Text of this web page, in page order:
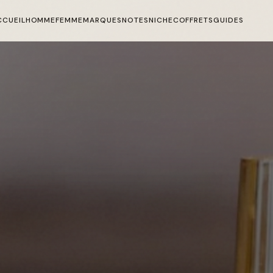
HOMMEFEMMEMARQUESNOTESNICHECOFFRETSGUIDES